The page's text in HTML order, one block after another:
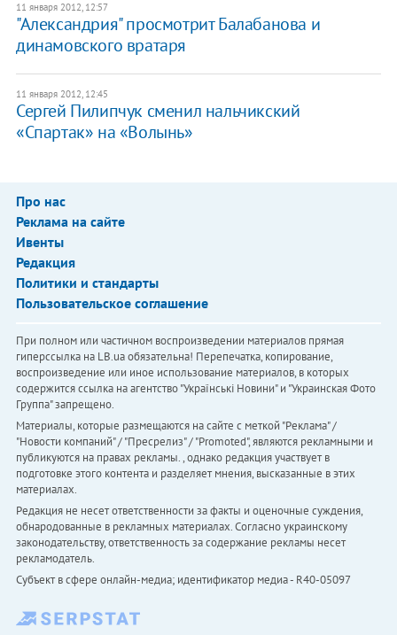
11 января 2012, 12:57
"Александрия" просмотрит Балабанова и
динамовского вратаря
11 января 2012, 12:45
Сергей Пилипчук сменил нальчикский
«Спартак» на «Волынь»
Про нас
Реклама на сайте
Ивенты
Редакция
Политики и стандарты
Пользовательское соглашение
При полном или частичном воспроизведении материалов прямая
гиперссылка на LB.ua обязательна! Перепечатка, копирование,
воспроизведение или иное использование материалов, в которых
содержится ссылка на агентство "Українськi Новини" и "Украинская Фото
Группа" запрещено.
Материалы, которые размещаются на сайте с меткой "Реклама" /
"Новости компаний" / "Пресрелиз" / "Promoted", являются рекламными и
публикуются на правах рекламы. , однако редакция участвует в
подготовке этого контента и разделяет мнения, высказанные в этих
материалах.
Редакция не несет ответственности за факты и оценочные суждения,
обнародованные в рекламных материалах. Согласно украинскому
законодательству, ответственность за содержание рекламы несет
рекламодатель.
Субъект в сфере онлайн-медиа; идентификатор медиа - R40-05097